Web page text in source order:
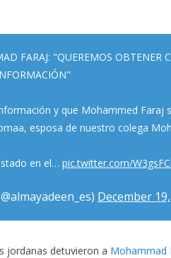
FARAJ: "QUEREMOS OBTENER
y que Mohammed Faraj
esposa de nuestro colega
en el… pic.twitter.com/
December
jordanas detuvieron a Mohammad